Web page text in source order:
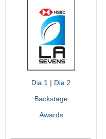
Dia 1 | Dia 2
Backstage
Awards